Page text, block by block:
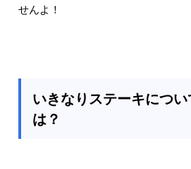
せんよ！
いきなりステーキにつ
は？